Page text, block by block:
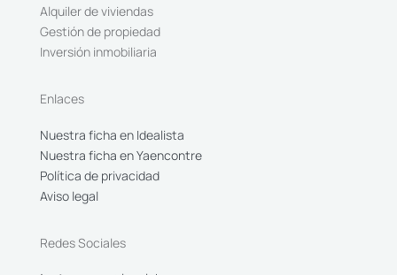
Alquiler de viviendas
Gestión de propiedad
Inversión inmobiliaria
Enlaces
Nuestra ficha en Idealista
Nuestra ficha en Yaencontre
Política de privacidad
Aviso legal
Redes Sociales